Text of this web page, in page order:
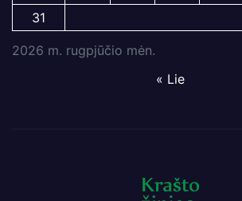
2026 m. rugpjūčio mėn.
31
« Lie